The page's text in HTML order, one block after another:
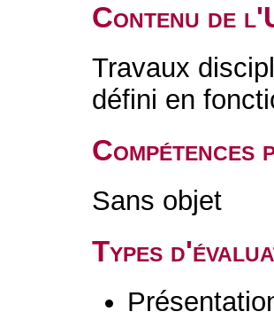
Contenu de
Travaux
défini en
Compétences
Sans objet
Types